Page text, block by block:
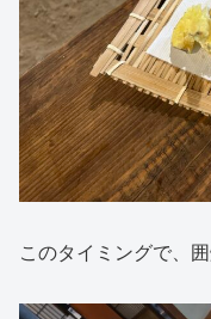
このタイミングで、